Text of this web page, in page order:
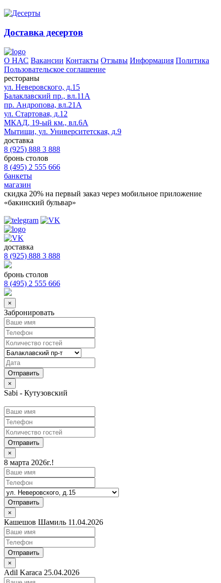
Доставка десертов
О НАС Вакансии Контакты Отзывы Информация Политика
Пользовательское соглашение
рестораны
ул. Неверовского, д.15
Балаклавский пр., вл.11А
пр. Андропова, вл.21А
ул. Стартовая, д.12
МКАД, 19-ый км., вл.6А
Мытищи, ул. Университетская, д.9
доставка
8 (925) 888 3 888
бронь столов
8 (495) 2 555 666
банкеты
магазин
скидка 20% на первый заказ через мобильное приложение
«бакинский бульвар»
доставка
8 (925) 888 3 888
бронь столов
8 (495) 2 555 666
×
Забронировать
×
Sabi - Кутузовский
Отправить
×
8 марта 2026г.!
Отправить
×
Кашешов Шамиль 11.04.2026
Отправить
×
Adil Karaca 25.04.2026